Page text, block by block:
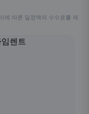
에 따른 일정액의 수수료를 제